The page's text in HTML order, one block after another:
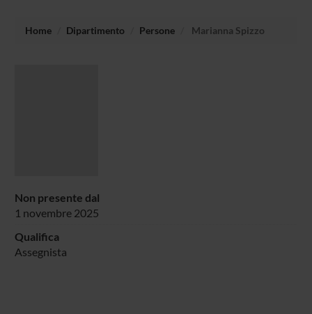
Home Dipartimento Persone Marianna Spizzo
Non presente dal
1 novembre 2025
Qualifica
Assegnista